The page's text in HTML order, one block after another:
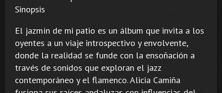
Sinopsis
El jazmín de mi patio es un álbum que invita a los
oyentes a un viaje introspectivo y envolvente,
donde la realidad se funde con la ensoñación a
través de sonidos que exploran el jazz
contemporáneo y el flamenco. Alicia Camiña